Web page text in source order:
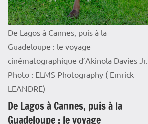
Interviews
Outremer
Société
De Lagos à Cannes, puis à la
Guadeloupe : le voyage
cinématographique d’Akinola Davies Jr.
Photo : ELMS Photography ( Emrick
LEANDRE)
De Lagos à Cannes, puis à la
Guadeloupe : le voyage